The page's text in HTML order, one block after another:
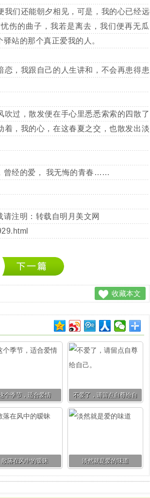
们还能朝夕相见，可是，我的心已经远
伤的曲子，我若是离去，我们便再无瓜
站的那个真正爱我的人。
，我跟自己的人生讲和，不会再患得患
过，散发便在手心里悉悉索索的四散了
，我的心，在这春夏之交，也散发出淡
经的爱， 我无悔的青春……
请注明：转载自明月美文网
收藏本文
个季节，适合爱情
不爱了，请留点自尊给自
己。
散落在风中的暧昧 淡然就是爱的味道